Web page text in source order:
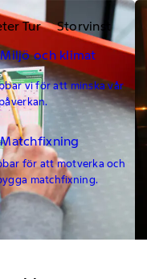
Miljö och klimat
vi för att minska vår
Matchfixning
för att motverka och
matchfixning.
Tur Storvinst